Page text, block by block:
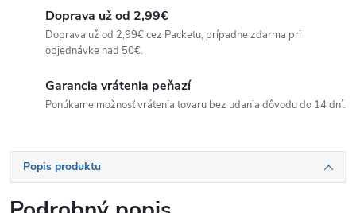
Doprava už od 2,99€
Doprava už od 2,99€ cez Packetu, prípadne zdarma pri
objednávke nad 50€.
Garancia vrátenia peňazí
Ponúkame možnosť vrátenia tovaru bez udania dôvodu do 14 dní.
Popis produktu